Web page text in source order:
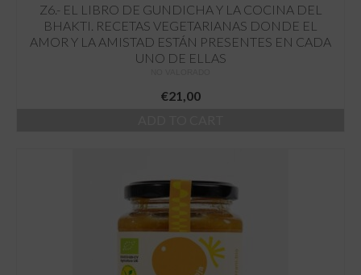
Z6.- EL LIBRO DE GUNDICHA Y LA COCINA DEL
BHAKTI. RECETAS VEGETARIANAS DONDE EL
AMOR Y LA AMISTAD ESTÁN PRESENTES EN CADA
UNO DE ELLAS
€21,00